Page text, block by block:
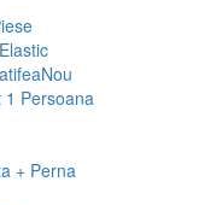
Nou
1 Persoana
+ Perna